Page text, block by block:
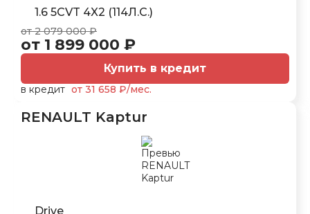
1.6 5CVT 4X2 (114Л.С.)
от 2 079 000 ₽
от 1 899 000 ₽
Купить в кредит
в кредит от 31 658 ₽/мес.
RENAULT Kaptur
Drive